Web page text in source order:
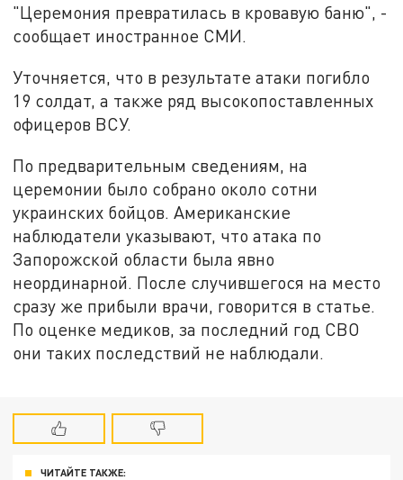
"Церемония превратилась в кровавую баню", -
сообщает иностранное СМИ.
Уточняется, что в результате атаки погибло
19 солдат, а также ряд высокопоставленных
офицеров ВСУ.
По предварительным сведениям, на
церемонии было собрано около сотни
украинских бойцов. Американские
наблюдатели указывают, что атака по
Запорожской области была явно
неординарной. После случившегося на место
сразу же прибыли врачи, говорится в статье.
По оценке медиков, за последний год СВО
они таких последствий не наблюдали.
ЧИТАЙТЕ ТАКЖЕ: